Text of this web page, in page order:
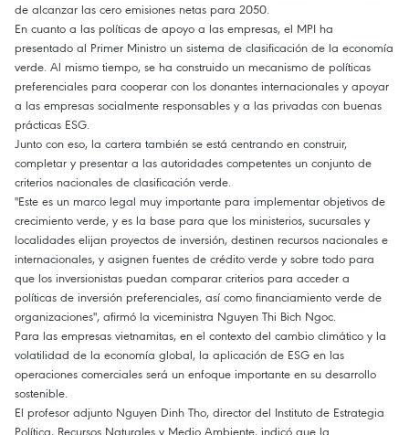
de alcanzar las cero emisiones netas para 2050.
En cuanto a las políticas de apoyo a las empresas, el MPI ha
presentado al Primer Ministro un sistema de clasificación de la economía
verde. Al mismo tiempo, se ha construido un mecanismo de políticas
preferenciales para cooperar con los donantes internacionales y apoyar
a las empresas socialmente responsables y a las privadas con buenas
prácticas ESG.
Junto con eso, la cartera también se está centrando en construir,
completar y presentar a las autoridades competentes un conjunto de
criterios nacionales de clasificación verde.
"Este es un marco legal muy importante para implementar objetivos de
crecimiento verde, y es la base para que los ministerios, sucursales y
localidades elijan proyectos de inversión, destinen recursos nacionales e
internacionales, y asignen fuentes de crédito verde y sobre todo para
que los inversionistas puedan comparar criterios para acceder a
políticas de inversión preferenciales, así como financiamiento verde de
organizaciones", afirmó la viceministra Nguyen Thi Bich Ngoc.
Para las empresas vietnamitas, en el contexto del cambio climático y la
volatilidad de la economía global, la aplicación de ESG en las
operaciones comerciales será un enfoque importante en su desarrollo
sostenible.
El profesor adjunto Nguyen Dinh Tho, director del Instituto de Estrategia
Política, Recursos Naturales y Medio Ambiente, indicó que la